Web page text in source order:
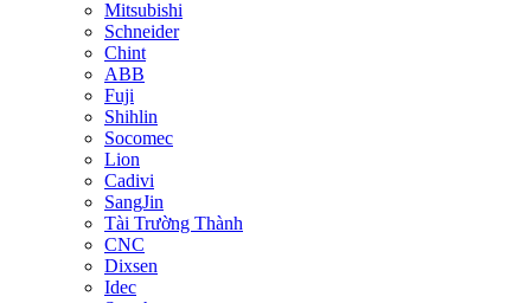
Mitsubishi
Schneider
Chint
ABB
Fuji
Shihlin
Socomec
Lion
Cadivi
SangJin
Tài Trường Thành
CNC
Dixsen
Idec